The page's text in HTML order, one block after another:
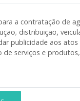
a contratação de
distribuição,
publicidade aos
serviços e